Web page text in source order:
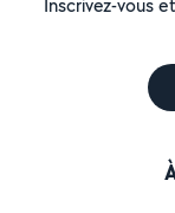
Inscrivez-vous